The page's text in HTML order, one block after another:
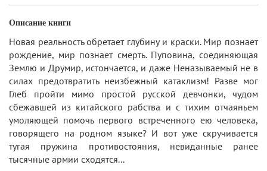
Описание книги
Новая реальность обретает глубину и краски. Мир познает
рождение, мир познает смерть. Пуповина, соединяющая
Землю и Друмир, истончается, и даже Неназываемый не в
силах предотвратить неизбежный катаклизм! Разве мог
Глеб пройти мимо простой русской девчонки, чудом
сбежавшей из китайского рабства и с тихим отчаяньем
умоляющей помочь первого встреченного ею человека,
говорящего на родном языке? И вот уже скручивается
тугая пружина противостояния, невиданные ранее
тысячные армии сходятся...